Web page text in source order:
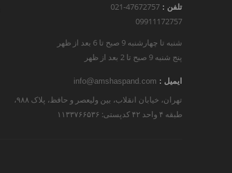
تلفن : 021-47672757
09911172757
شنبه تا چهارشنبه 9 صبح تا 6 بعد از ظهر
پنج شنبه 9 صبح تا 2 بعد از ظهر
ایمیل : info@amshaspand.com
تهران، خیابان انقلاب، بین ولیعصر و حافظ، پلاک ۹۸۸،
طبقه ۴ واحد ۴۲ کدپستی: ۱۱۳۳۷۶۶۵۳۶